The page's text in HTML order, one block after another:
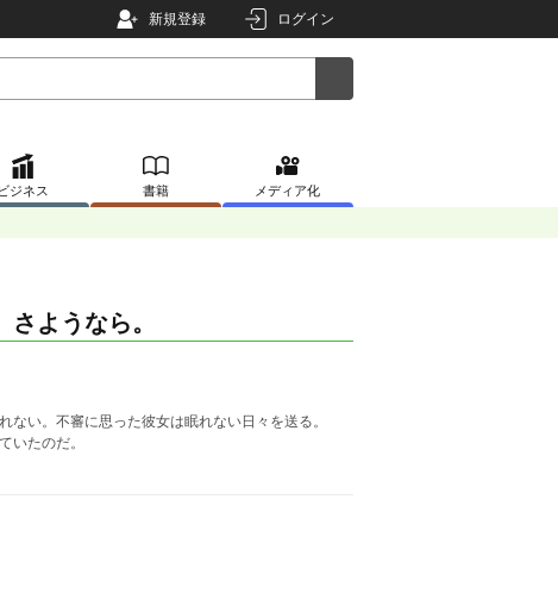
新規登録 ログイン
ビジネス 書籍 メディア化
ようなら。
い。不審に思った彼女は眠れない日々を送る。
いたのだ。